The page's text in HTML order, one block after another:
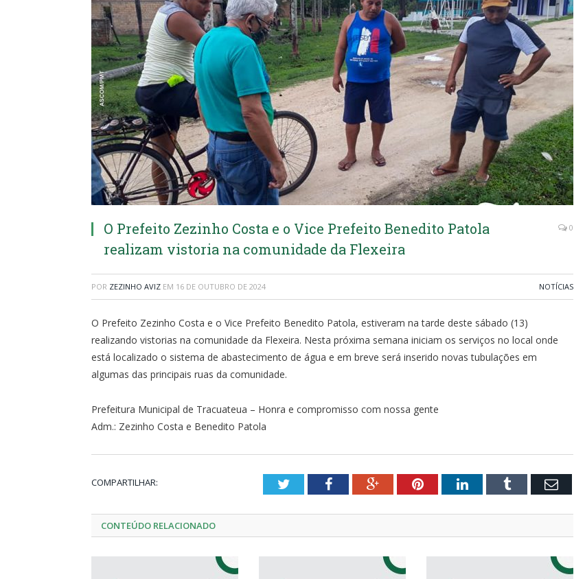
O Prefeito Zezinho Costa e o Vice Prefeito Benedito Patola
realizam vistoria na comunidade da Flexeira
0
POR ZEZINHO AVIZ EM 16 DE OUTUBRO DE 2024 NOTÍCIAS
O Prefeito Zezinho Costa e o Vice Prefeito Benedito Patola, estiveram na tarde deste sábado (13)
realizando vistorias na comunidade da Flexeira. Nesta próxima semana iniciam os serviços no local onde
está localizado o sistema de abastecimento de água e em breve será inserido novas tubulações em
algumas das principais ruas da comunidade.
Prefeitura Municipal de Tracuateua – Honra e compromisso com nossa gente
Adm.: Zezinho Costa e Benedito Patola
COMPARTILHAR: TwitterFacebookGoogle+PinterestLinkedInTumblr Email
CONTEÚDO RELACIONADO